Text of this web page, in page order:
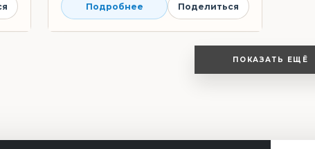
Подробнее Поделиться
ПОКАЗАТЬ ЕЩЁ